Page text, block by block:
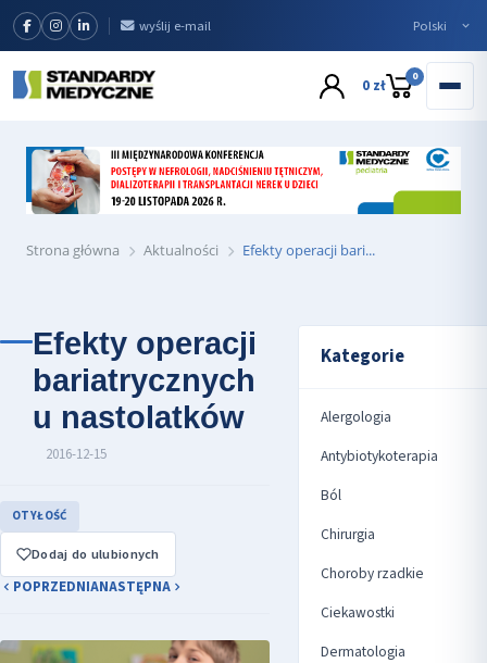
wyślij e-mail
0 zł 0
Strona główna Aktualności Efekty operacji bari...
Efekty operacji
bariatrycznych
u nastolatków
2016-12-15
OTYŁOŚĆ
Dodaj do ulubionych
POPRZEDNIANASTĘPNA
Kategorie
Alergologia
Antybiotykoterapia
Ból
Chirurgia
Choroby rzadkie
Ciekawostki
Dermatologia